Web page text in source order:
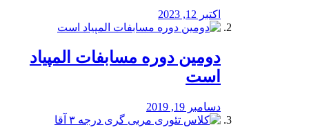
اکتبر 12, 2023
دومین دوره مسابفات المپیاد
است
دسامبر 19, 2019